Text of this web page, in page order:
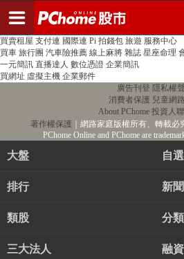
PChome首頁 線上購物 24h購物 書店
買賣租屋 支付連 國際連 Pi 拍錢包 旅遊 服務中心
買車 旅行團 汽車險推薦 線上麻將 雜誌 星座命理
一元簡訊 直播達人 數位憑證 企業簡訊
買網址 虛擬主機 企業郵件
廣告刊登 隱私權
消費者保護 兒童網
About PChome 投資人
著作權保護 ｜網路家庭版權所有、轉載必
PChome Online and PChome are
大盤 自
排行 新聞
類股 分
三大法人 融